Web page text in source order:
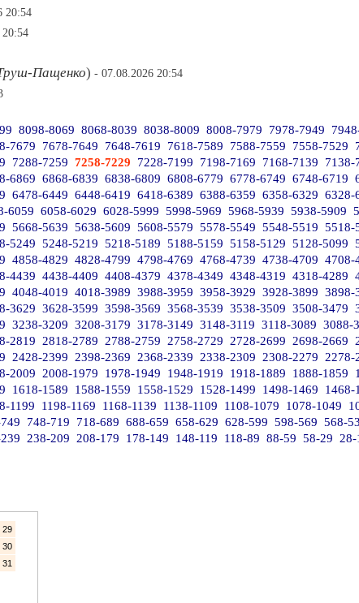
20:54
Пащенко) - 07.08.2026 20:54
8098-8069 8068-8039 8038-8009 8008-7979 7978-7949
7679 7678-7649 7648-7619 7618-7589 7588-7559 7558-7529
7288-7259 7258-7229 7228-7199 7198-7169 7168-7139 7138-
6869 6868-6839 6838-6809 6808-6779 6778-6749 6748-6719
6478-6449 6448-6419 6418-6389 6388-6359 6358-6329 6328-
6059 6058-6029 6028-5999 5998-5969 5968-5939 5938-5909
5668-5639 5638-5609 5608-5579 5578-5549 5548-5519 5518-
5249 5248-5219 5218-5189 5188-5159 5158-5129 5128-5099
4858-4829 4828-4799 4798-4769 4768-4739 4738-4709 4708-
4439 4438-4409 4408-4379 4378-4349 4348-4319 4318-4289
4048-4019 4018-3989 3988-3959 3958-3929 3928-3899 3898-
3629 3628-3599 3598-3569 3568-3539 3538-3509 3508-3479
3238-3209 3208-3179 3178-3149 3148-3119 3118-3089 3088-
2819 2818-2789 2788-2759 2758-2729 2728-2699 2698-2669
2428-2399 2398-2369 2368-2339 2338-2309 2308-2279 2278-
2009 2008-1979 1978-1949 1948-1919 1918-1889 1888-1859
1618-1589 1588-1559 1558-1529 1528-1499 1498-1469 1468-
1199 1198-1169 1168-1139 1138-1109 1108-1079 1078-1049
748-719 718-689 688-659 658-629 628-599 598-569 568-
238-209 208-179 178-149 148-119 118-89 88-59 58-29 28-
29
30
31